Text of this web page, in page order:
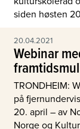
siden høsten
20.04.2021
Webinar
TRONDHEIM:
på
20. april – av
Norge og